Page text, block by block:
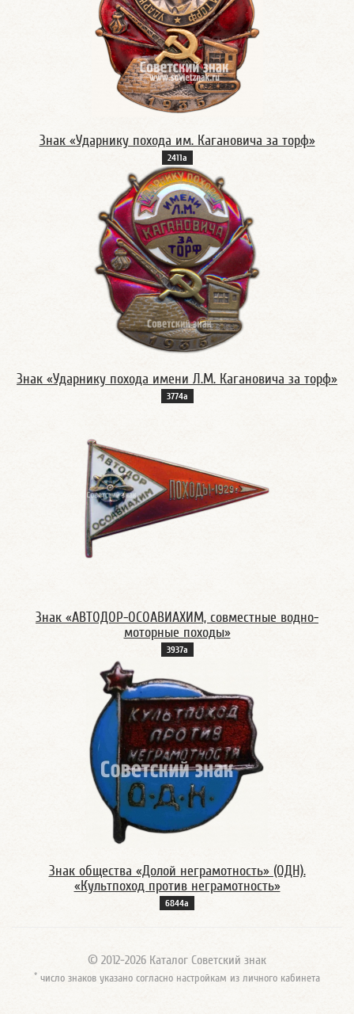
Знак «Ударнику похода им. Кагановича за торф»
2411а
Знак «Ударнику похода имени Л.М. Кагановича за торф»
3774а
Знак «АВТОДОР-ОСОАВИАХИМ, совместные водно-
моторные походы»
3937а
Знак общества «Долой неграмотность» (ОДН).
«Культпоход против неграмотность»
6844а
© 2012-2026 Каталог Советский знак
* число знаков указано согласно настройкам из личного кабинета